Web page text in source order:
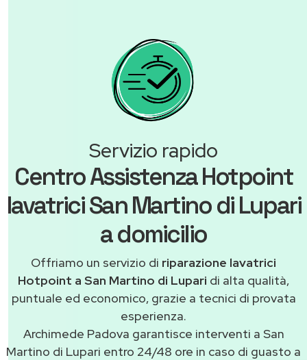
Servizio rapido
Centro Assistenza Hotpoint
lavatrici San Martino di Lupari
a domicilio
Offriamo un servizio di riparazione lavatrici
Hotpoint a San Martino di Lupari di alta qualità,
puntuale ed economico, grazie a tecnici di provata
esperienza.
Archimede Padova garantisce interventi a San
Martino di Lupari entro 24/48 ore in caso di guasto a